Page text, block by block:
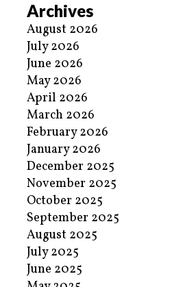
Archives
August 2026
July 2026
June 2026
May 2026
April 2026
March 2026
February 2026
January 2026
December 2025
November 2025
October 2025
September 2025
August 2025
July 2025
June 2025